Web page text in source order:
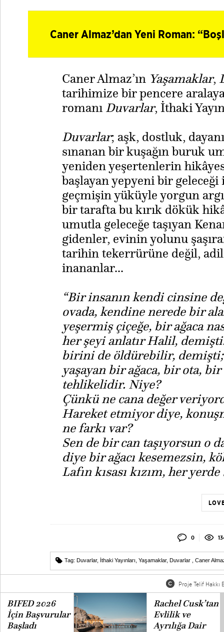
Caner Almaz’dan Yeni Roman:
Caner Almaz’ın Yaşamaklar,
tarihimize bir pencere
romanı Duvarlar, İthaki
Duvarlar; aşk, dostluk,
sınanan bir kuşağın buruk
yeniden yeşertenlerin
başlayan yepyeni bir
geçmişin yüküyle yorgun
bir tarafta bu kırık dökük
umutla geleceğe taşıyan
gidenler, evinin yolunu
tarihin tekerrürüne değil,
inananlar...
“Bir insanın kendi cinsine
ovada, kendine nerede bir
yeşermiş çiçeğe, bir ağaca
her şeyi anlatır Halil,
birini de öldürebilir, demişti;
yaşayan bir ağaca, bir ota,
tehlikelidir. Niye?
Çünkü ne cana değer
Hareket etmiyor diye,
ne farkı var?
Sen de bir can taşıyorsun o
diye bir ağacı kesemezsin,
Lafın kısası kızım, her
0
Tag: Duvarlar, İthaki Yayınları Yaşamaklar, Duvarlar Caner
Proje Telif Hakkı
BIFED 2026
İçin Başvurular
Başladı
Rachel Cusk’tan
Evlilik ve
Ayrılığa Dair